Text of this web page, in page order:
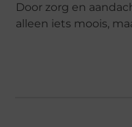
Door zorg en
alleen iets moois,